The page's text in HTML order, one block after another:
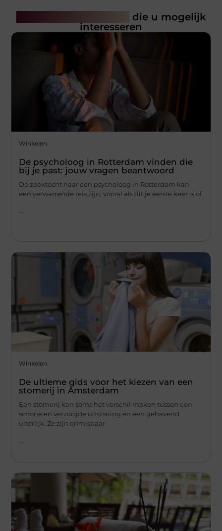
die u mogelijk
interesseren
Winkelen
De psycholoog in Rotterdam vinden die
bij je past: jouw vragen beantwoord
De zoektocht naar een psycholoog in Rotterdam kan
een verwarrende reis zijn, vooral als dit je eerste keer is of
...
Winkelen
De ultieme gids voor het kiezen van een
stomerij in Amsterdam
Een stomerij kan soms het verschil maken tussen een
schone en verzorgde uitstraling en een gehavend
uiterlijk. Ze zijn onmisbaar